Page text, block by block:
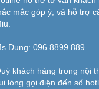
mắc góp ý, và hỗ trợ
096.8899.889
khách hàng trong nội
lòng gọi điện đến số